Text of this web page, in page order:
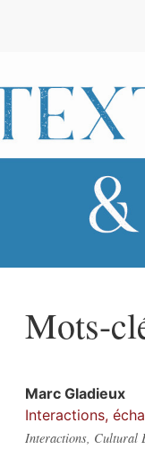
Mots-
Marc Gladieux
Interactions,
Interactions, Cultural